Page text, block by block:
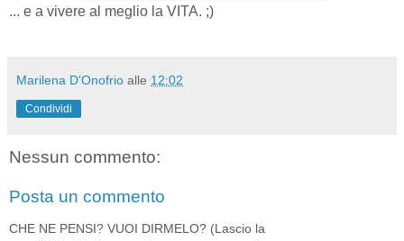
... e a vivere al meglio la VITA. ;)
Marilena D'Onofrio alle 12:02
Condividi
Nessun commento:
Posta un commento
CHE NE PENSI? VUOI DIRMELO? (Lascio la